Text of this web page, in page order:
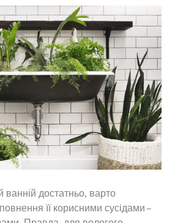
достатньо, варто
її корисними сусідами –